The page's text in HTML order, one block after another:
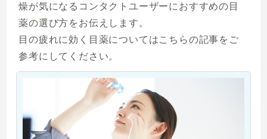
燥が気になるコンタクトユーザーにおすすめの目
薬の選び方をお伝えします。
目の疲れに効く目薬についてはこちらの記事をご
参考にしてください。